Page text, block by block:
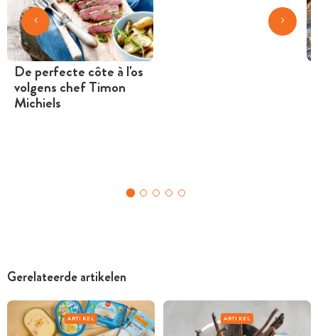
De perfecte côte à l'os
volgens chef Timon
Michiels
Gerelateerde artikelen
ARTIKEL ARTIKEL